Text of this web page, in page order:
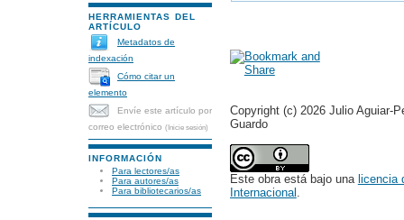
HERRAMIENTAS DEL
ARTÍCULO
Metadatos de
indexación
Cómo citar un
elemento
Envíe este artículo por
correo electrónico (Inicie sesión)
INFORMACIÓN
Para lectores/as
Para autores/as
Para bibliotecarios/as
Copyright (c) 2026 Julio Aguiar-
Guardo
Este obra está bajo una licencia
Internacional